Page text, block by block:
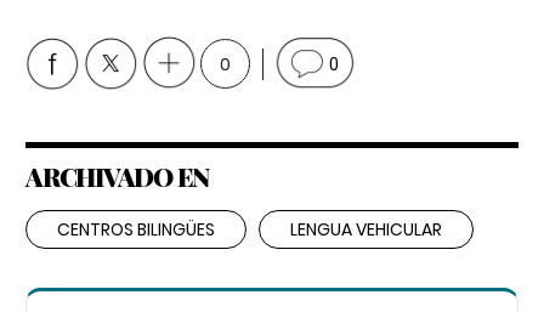
0 0
ARCHIVADO EN
CENTROS BILINGÜES LENGUA VEHICULAR